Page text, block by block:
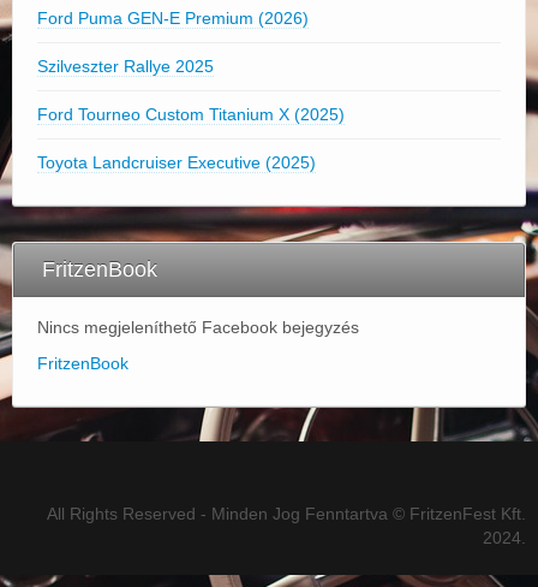
Ford Puma GEN-E Premium (2026)
Szilveszter Rallye 2025
Ford Tourneo Custom Titanium X (2025)
Toyota Landcruiser Executive (2025)
FritzenBook
Nincs megjeleníthető Facebook bejegyzés
FritzenBook
All Rights Reserved - Minden Jog Fenntartva © FritzenFest Kft.
2024.